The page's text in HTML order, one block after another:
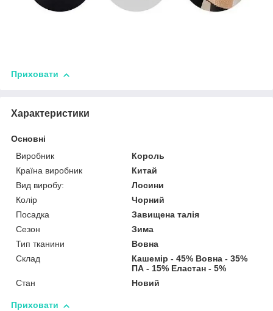
Приховати
Характеристики
Основні
Виробник
Король
Країна виробник
Китай
Вид виробу:
Лосини
Колір
Чорний
Посадка
Завищена талія
Сезон
Зима
Тип тканини
Вовна
Склад
Кашемір - 45% Вовна - 35%
ПА - 15% Еластан - 5%
Стан
Новий
Приховати